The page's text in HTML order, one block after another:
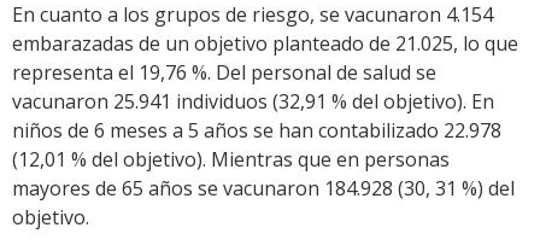
En cuanto a los grupos de riesgo, se vacunaron 4.154
embarazadas de un objetivo planteado de 21.025, lo que
representa el 19,76 %. Del personal de salud se
vacunaron 25.941 individuos (32,91 % del objetivo). En
niños de 6 meses a 5 años se han contabilizado 22.978
(12,01 % del objetivo). Mientras que en personas
mayores de 65 años se vacunaron 184.928 (30, 31 %) del
objetivo.